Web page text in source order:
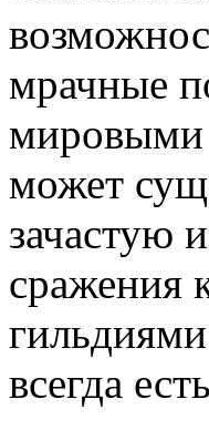
мрачные
мировыми
может
зачастую
сражения
всегда